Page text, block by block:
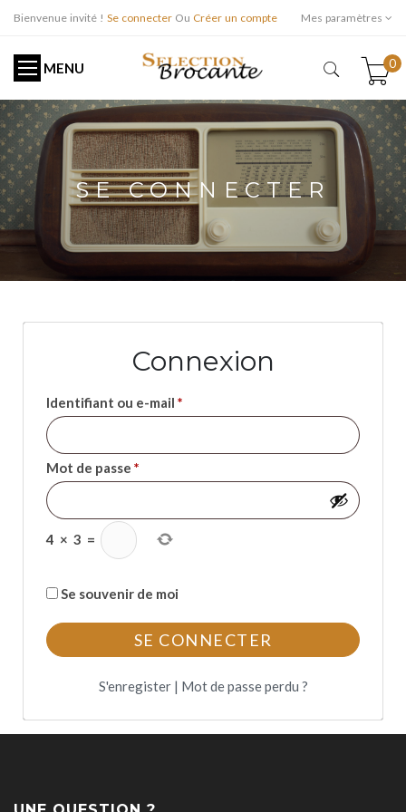
Bienvenue invité ! Se connecter Ou Créer un compte Mes paramètres
MENU 0
SE CONNECTER
Connexion
Identifiant ou e-mail*
Mot de passe*
4 × 3 =
Se souvenir de moi
S'enregister| Mot de passe perdu ?